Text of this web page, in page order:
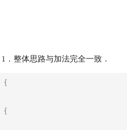
1
1 ．整体思路与加法完全一致．
{
{